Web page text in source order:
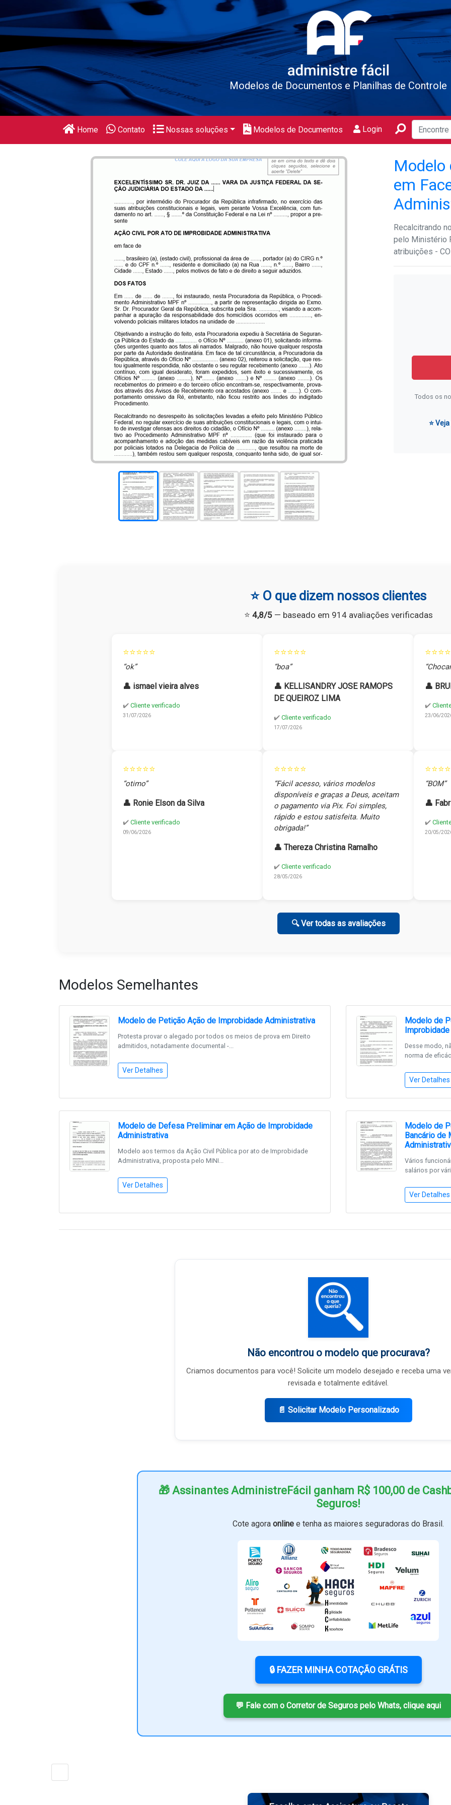
Modelos de Documentos e Planilhas de Controle
Home Contato Nossas soluções Modelos de Documentos Login
Modelo
em
Recalcitrando
pelo Ministério
atribuições -
Todos os
⭐
⭐ O que dizem nossos clientes
⭐ 4,8/5— baseado em 914 avaliações verificadas
⭐⭐⭐⭐⭐
“ok”
👤 ismael vieira alves
✔️ Cliente verificado
31/07/2026
⭐⭐⭐⭐⭐
“boa”
👤 KELLISANDRY JOSE RAMOPS
DE QUEIROZ LIMA
✔️ Cliente verificado
17/07/2026
👤
✔️
23/06/
⭐⭐⭐⭐⭐
“otimo”
👤 Ronie Elson da Silva
✔️ Cliente verificado
09/06/2026
⭐⭐⭐⭐⭐
“Fácil acesso, vários modelos
disponíveis e graças a Deus, aceitam
o pagamento via Pix. Foi simples,
rápido e estou satisfeita. Muito
obrigada!”
👤 Thereza Christina Ramalho
✔️ Cliente verificado
28/05/2026
“BOM”
👤
✔️
20/05/
🔍 Ver todas as avaliações
Modelos Semelhantes
Modelo de Petição Ação de Improbidade Administrativa
Protesta provar o alegado por todos os meios de prova em Direito
admitidos, notadamente documental -...
Ver Detalhes
Modelo de
Desse modo,
norma de
Ver Detalhes
Modelo de Defesa Preliminar em Ação de Improbidade
Administrativa
Modelo aos termos da Ação Civil Pública por ato de Improbidade
Administrativa, proposta pelo MINI...
Ver Detalhes
Modelo de
Bancário de
Vários
salários por
Ver Detalhes
Não encontrou o modelo que procurava?
Criamos documentos para você! Solicite um modelo desejado e receba uma
revisada e totalmente editável.
📄 Solicitar Modelo Personalizado
🎁 Assinantes AdministreFácil ganham R$ 100,00 de
Seguros!
Cote agora online e tenha as maiores seguradoras do Brasil.
🔒 FAZER MINHA COTAÇÃO GRÁTIS
💬 Fale com o Corretor de Seguros pelo Whats, clique aqui